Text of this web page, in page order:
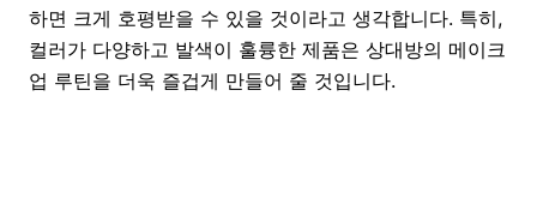
하면 크게 호평받을 수 있을 것이라고 생각합니다. 특히,
컬러가 다양하고 발색이 훌륭한 제품은 상대방의 메이크
업 루틴을 더욱 즐겁게 만들어 줄 것입니다.